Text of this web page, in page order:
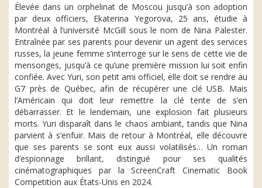
Élevée dans un orphelinat de Moscou jusqu’à son adoption
par deux officiers, Ekaterina Yegorova, 25 ans, étudie à
Montréal à l’université McGill sous le nom de Nina Palester.
Entraînée par ses parents pour devenir un agent des services
russes, la jeune femme s’interroge sur le sens de cette vie de
mensonges, jusqu’à ce qu’une première mission lui soit enfin
confiée. Avec Yuri, son petit ami officiel, elle doit se rendre au
G7 près de Québec, afin de récupérer une clé USB. Mais
l’Américain qui doit leur remettre la clé tente de s’en
débarrasser. Et le lendemain, une explosion fait plusieurs
morts. Yuri disparaît dans le chaos ambiant, tandis que Nina
parvient à s’enfuir. Mais de retour à Montréal, elle découvre
que ses parents se sont eux aussi volatilisés… Un roman
d’espionnage brillant, distingué pour ses qualités
cinématographiques par la ScreenCraft Cinematic Book
Competition aux États-Unis en 2024.